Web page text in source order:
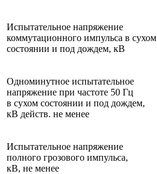
Испытательное напряжение
коммутационного импульса в сухом
состоянии и под дождем, кВ
Одноминутное испытательное
напряжение при частоте 50 Гц
в сухом состоянии и под дождем,
кВ действ. не менее
Испытательное напряжение
полного грозового импульса,
кВ, не менее